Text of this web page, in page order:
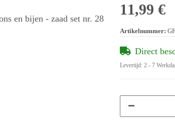
11,99 €
Artikelnummer:
Direct
Levertijd: 2 - 7